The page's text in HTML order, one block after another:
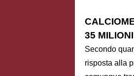
35 MILIONI
Secondo
risposta alla